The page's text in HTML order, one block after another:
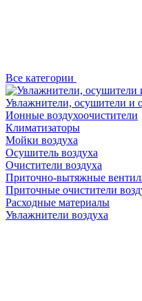
Все категории
Увлажнители, осушители и
Ионные воздухоочистители
Климатизаторы
Мойки воздуха
Осушитель воздуха
Очистители воздуха
Приточно-вытяжные
Приточные очистители
Расходные материалы
Увлажнители воздуха